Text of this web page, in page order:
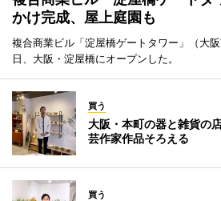
かけ完成、屋上庭園も
複合商業ビル「淀屋橋ゲートタワー」（大
日、大阪・淀屋橋にオープンした。
買う
大阪・本町の器と雑貨の
芸作家作品そろえる
買う